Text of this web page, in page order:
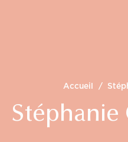
Accueil /